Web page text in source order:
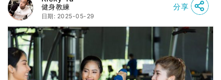
健身教練
日期: 2025-05-29
分享